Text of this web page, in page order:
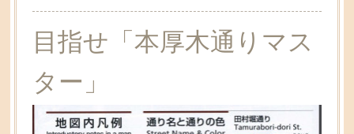
目指せ「本厚木通りマス
ター」